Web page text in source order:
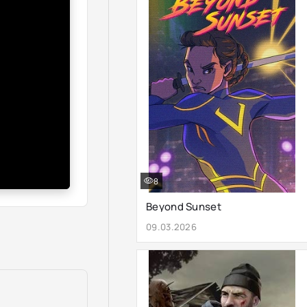
Beyond Sunset
09.03.2026
8